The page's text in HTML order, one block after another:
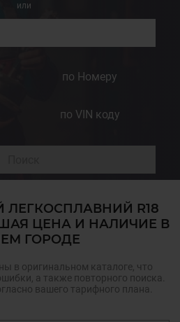
или
по Номеру
по VIN коду
ЛЕГКОСПЛАВНИЙ R18
ЦЕНА И НАЛИЧИЕ В
ГОРОДЕ
в оригинальном каталоге, что
а также повторного поиска.
вашего тарифного плана.